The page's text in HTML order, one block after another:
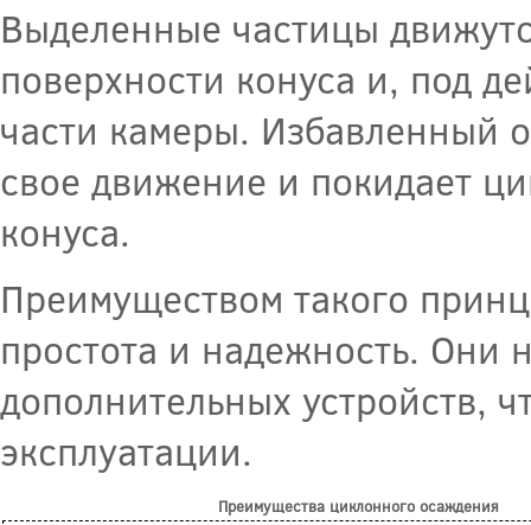
Выделенные частицы
поверхности конуса и, под
части камеры. Избавленный
свое движение и покидает
конуса.
Преимуществом такого
простота и надежность. Они
дополнительных устройств,
эксплуатации.
Преимущества циклонного осаждения